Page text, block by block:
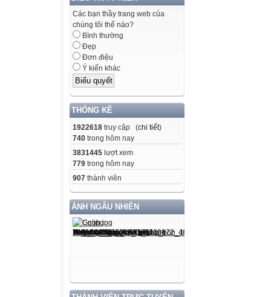
Các bạn thầy trang web của
chúng tôi thế nào?
Bình thường
Đẹp
Đơn điệu
Ý kiến khác
THỐNG KÊ
1922618 truy cập (chi tiết)
740 trong hôm nay
3831445 lượt xem
779 trong hôm nay
907 thành viên
ẢNH NGẪU NHIÊN